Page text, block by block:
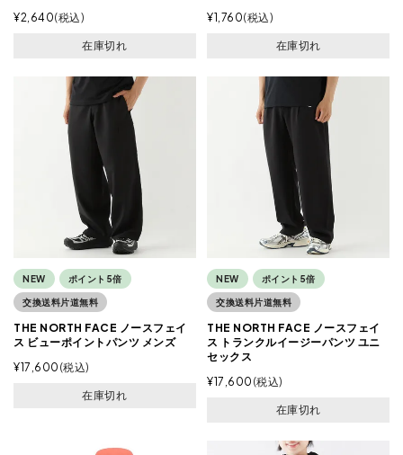
¥2,640 税込
在庫切れ
¥1,760 税込
在庫切れ
NEW ポイント5倍
交換送料片道無料
THE NORTH FACE ノースフェイ
ス ビューポイントパンツ メンズ
¥17,600 税込
在庫切れ
NEW ポイント5倍
交換送料片道無料
THE NORTH FACE ノースフェイ
ス トランクルイージーパンツ ユニ
セックス
¥17,600 税込
在庫切れ